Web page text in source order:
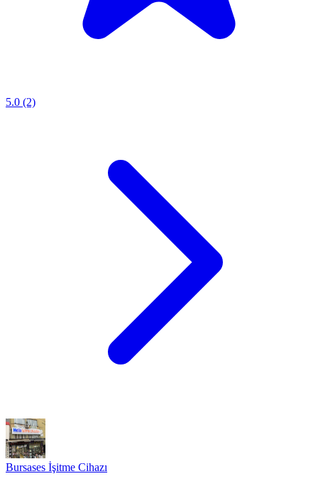
5.0 (2)
Bursases İşitme Cihazı